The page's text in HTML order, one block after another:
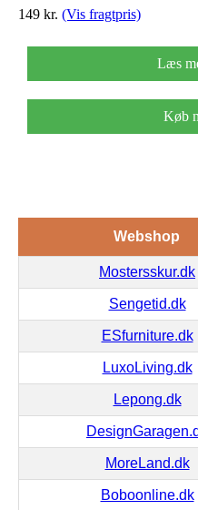
149 kr. (Vis fragtpris)
Læs
Køb
Webshop
Mostersskur.dk
Sengetid.dk
ESfurniture.dk
LuxoLiving.dk
Lepong.dk
MoreLand.dk
Boboonline.dk